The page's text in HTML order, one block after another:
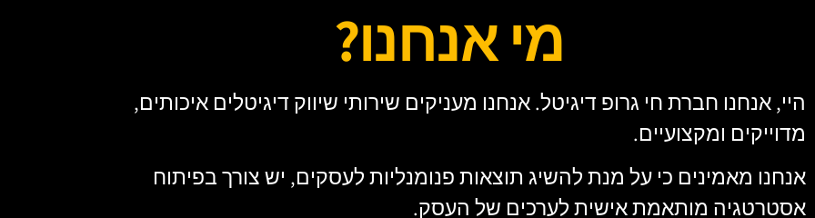
מי אנחנו?
היי, אנחנו חברת חי גרופ דיגיטל. אנחנו מעניקים שירותי שיווק דיגיטלים איכותים,
מדוייקים ומקצועיים.
אנחנו מאמינים כי על מנת להשיג תוצאות פנומנליות לעסקים, יש צורך בפיתוח
אסטרטגיה מותאמת אישית לערכים של העסק.